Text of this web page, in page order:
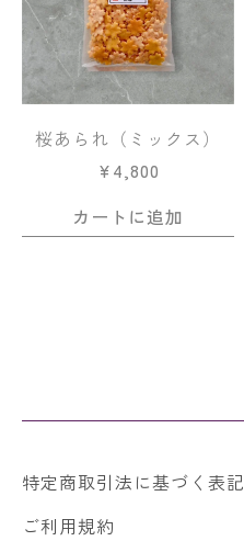
桜あられ（ミックス）
¥4,800
カートに追加
特定商取引法に基づく表記
ご利用規約